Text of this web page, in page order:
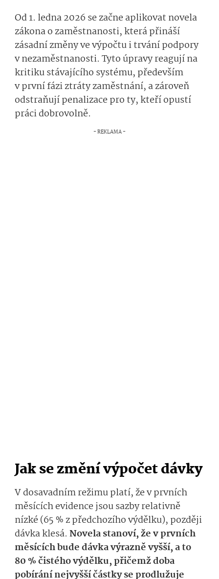
Od 1. ledna 2026 se začne aplikovat novela
zákona o zaměstnanosti, která přináší
zásadní změny ve výpočtu i trvání podpory
v nezaměstnanosti. Tyto úpravy reagují na
kritiku stávajícího systému, především
v první fázi ztráty zaměstnání, a zároveň
odstraňují penalizace pro ty, kteří opustí
práci dobrovolně.
Jak se změní výpočet dávky
V dosavadním režimu platí, že v prvních
měsících evidence jsou sazby relativně
nízké (65 % z předchozího výdělku), později
dávka klesá. Novela stanoví, že v prvních
měsících bude dávka výrazně vyšší, a to
80 % čistého výdělku, přičemž doba
pobírání nejvyšší částky se prodlužuje